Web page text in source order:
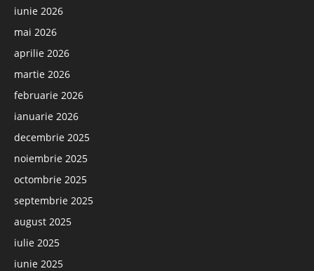
iunie 2026
mai 2026
aprilie 2026
martie 2026
februarie 2026
ianuarie 2026
decembrie 2025
noiembrie 2025
octombrie 2025
septembrie 2025
august 2025
iulie 2025
iunie 2025